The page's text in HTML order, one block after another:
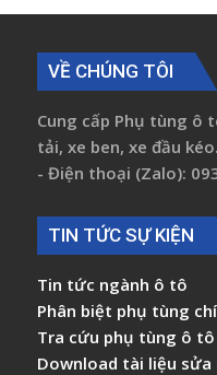
VỀ CHÚNG TÔI
Cung cấp Phụ tùng ô
tải, xe ben, xe đầu
- Điện thoại (Zalo):
TIN TỨC SỰ KIỆN
Tin tức ngành ô tô
Phân biệt phụ tùng
Tra cứu phụ tùng ô tô
Download tài liệu